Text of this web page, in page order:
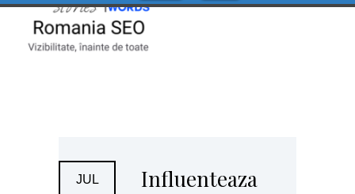
JUL
Influenteaza